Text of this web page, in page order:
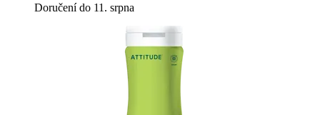
Doručení do 11. srpna